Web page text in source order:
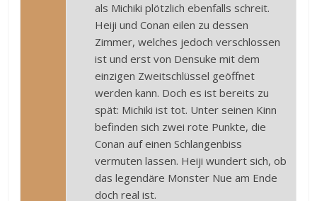
als Michiki plötzlich ebenfalls schreit.
Heiji und Conan eilen zu dessen
Zimmer, welches jedoch verschlossen
ist und erst von Densuke mit dem
einzigen Zweitschlüssel geöffnet
werden kann. Doch es ist bereits zu
spät: Michiki ist tot. Unter seinen Kinn
befinden sich zwei rote Punkte, die
Conan auf einen Schlangenbiss
vermuten lassen. Heiji wundert sich, ob
das legendäre Monster Nue am Ende
doch real ist.